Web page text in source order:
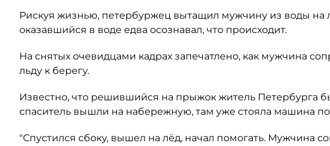
Рискуя жизнью, петербуржец вытащил мужчину из воды на
оказавшийся в воде едва осознавал, что происходит.
На снятых очевидцами кадрах запечатлено, как мужчина
льду к берегу.
Известно, что решившийся на прыжок житель Петербурга
спаситель вышли на набережную, там уже стояла машина
"Спустился сбоку, вышел на лёд, начал помогать. Мужчина